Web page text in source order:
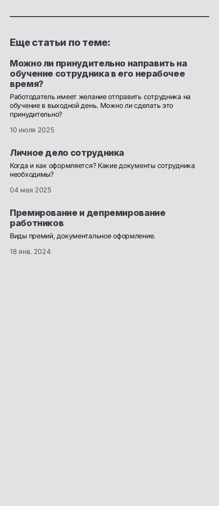
Еще статьи по теме:
Можно ли принудительно направить на
обучение сотрудника в его нерабочее
время?
Работодатель имеет желание отправить сотрудника на
обучение в выходной день. Можно ли сделать это
принудительно?
10 июля 2025
Личное дело сотрудника
Когда и как оформляется? Какие документы сотрудника
необходимы?
04 мая 2025
Премирование и депремирование
работников
Виды премий, документальное оформление.
18 янв. 2024